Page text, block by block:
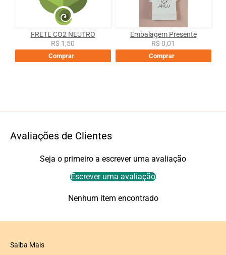
FRETE CO2 NEUTRO
R$ 1,50
Comprar
Embalagem Presente
R$ 0,01
Comprar
Avaliações de Clientes
Seja o primeiro a escrever uma avaliação
Escrever uma avaliação
Nenhum item encontrado
Saiba Mais